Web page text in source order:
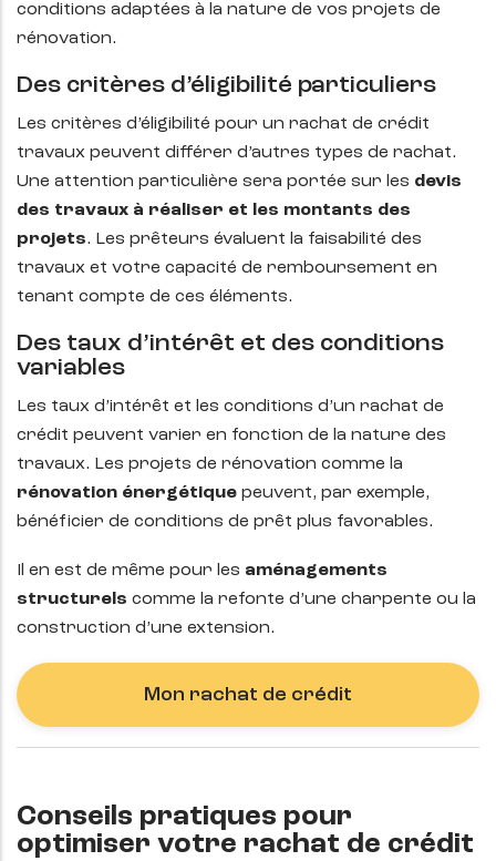
conditions adaptées à la nature de vos projets de
rénovation.
Des critères d’éligibilité particuliers
Les critères d’éligibilité pour un rachat de crédit
travaux peuvent différer d’autres types de rachat.
Une attention particulière sera portée sur les devis
des travaux à réaliser et les montants des
projets. Les prêteurs évaluent la faisabilité des
travaux et votre capacité de remboursement en
tenant compte de ces éléments.
Des taux d’intérêt et des conditions
variables
Les taux d’intérêt et les conditions d’un rachat de
crédit peuvent varier en fonction de la nature des
travaux. Les projets de rénovation comme la
rénovation énergétique peuvent, par exemple,
bénéficier de conditions de prêt plus favorables.
Il en est de même pour les aménagements
structurels comme la refonte d’une charpente ou la
construction d’une extension.
Mon rachat de crédit
Conseils pratiques pour
optimiser votre rachat de crédit